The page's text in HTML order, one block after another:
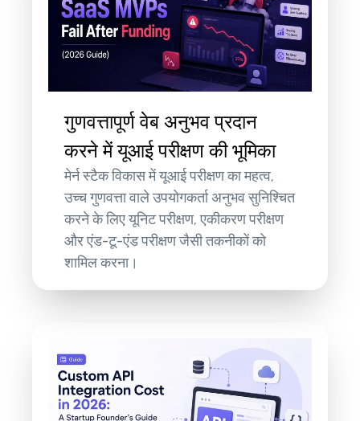
गुणवत्तापूर्ण वेब अनुभव प्रदान
करने में यूआई परीक्षण की भूमिका
मेर्न स्टैक विकास में यूआई परीक्षण का महत्व,
उच्च गुणवत्ता वाले उपयोगकर्ता अनुभव सुनिश्चित
करने के लिए यूनिट परीक्षण, एकीकरण परीक्षण
और एंड-टू-एंड परीक्षण जैसी तकनीकों को
शामिल करना।